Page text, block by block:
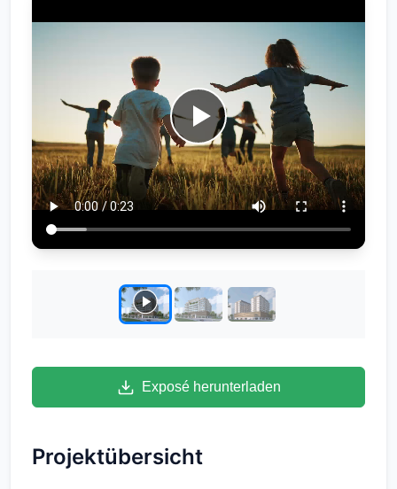
Exposé herunterladen
Projektübersicht